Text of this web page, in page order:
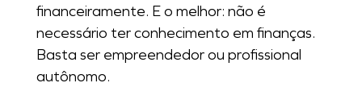
financeiramente. E o melhor: não é
necessário ter conhecimento em finanças.
Basta ser empreendedor ou profissional
autônomo.